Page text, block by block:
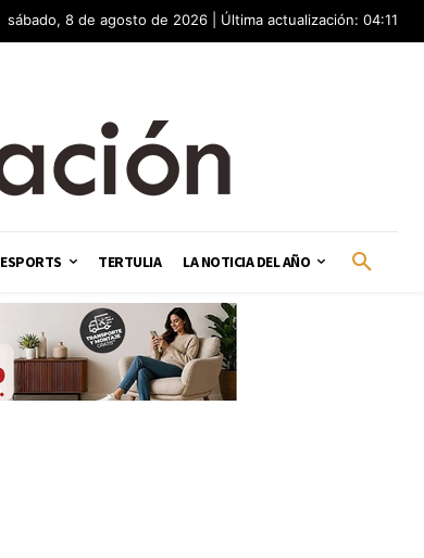
sábado, 8 de agosto de 2026 | Última actualización: 04:11
ESPORTS TERTULIA LA NOTICIA DEL AÑO